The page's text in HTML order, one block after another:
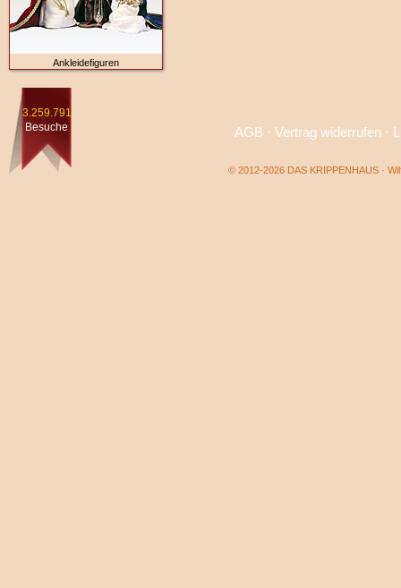
Ankleidefiguren
3.259.791
Besuche
AGB · Vertrag widerrufen·
© 2012-2026 DAS KRIPPENHAUS ·